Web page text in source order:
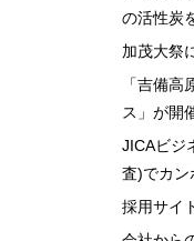
の活性炭
加茂大祭
「吉備高
ス」が開
JICAビジ
査)でカン
採用サイ